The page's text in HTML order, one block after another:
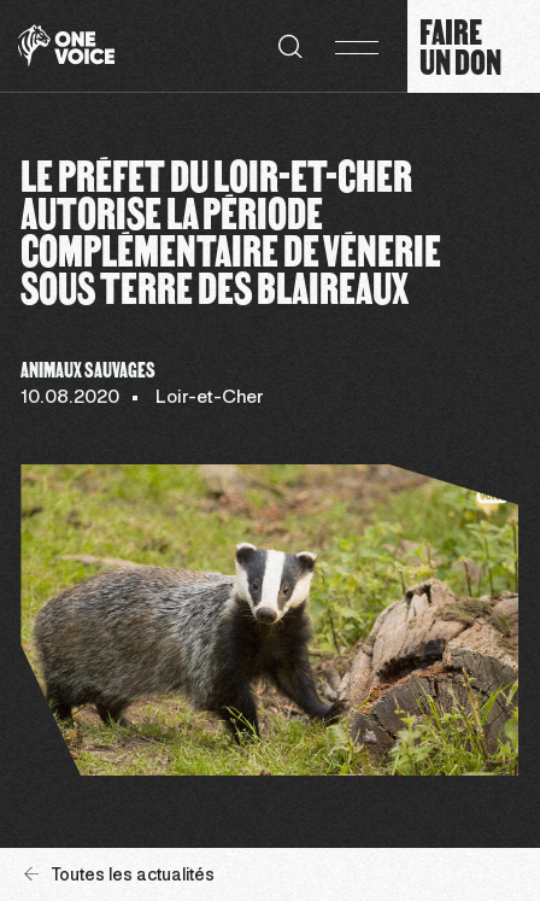
FAIRE
UN DON
LE PRÉFET DU LOIR-ET-CHER
AUTORISE LA PÉRIODE
COMPLÉMENTAIRE DE VÉNERIE
SOUS TERRE DES BLAIREAUX
ANIMAUX SAUVAGES
10.08.2020 Loir-et-Cher
Toutes les actualités